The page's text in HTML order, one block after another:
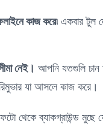
কাজ করে৷ একবার টুল
নেই। আপনি যতগুলি চান
রিমুভার যা আসলে কাজ করে।
থেকে ব্যাকগ্রাউন্ড মুছে